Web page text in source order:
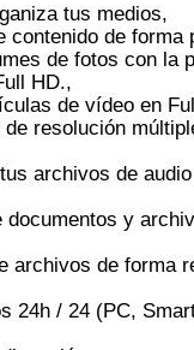
tus medios,
contenido de forma
de fotos con la
HD.,
de vídeo en
resolución
archivos de
y
archivos de forma
24h / 24 (PC,